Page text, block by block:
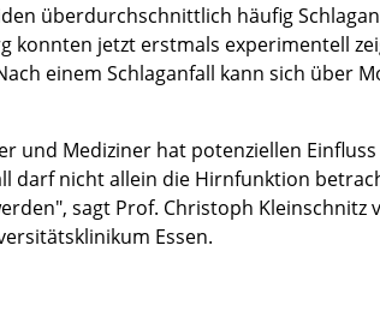
überdurchschnittlich häufig
konnten jetzt erstmals experimentell
einem Schlaganfall kann sich über
und Mediziner hat potenziellen
darf nicht allein die Hirnfunktion
sagt Prof. Christoph
Essen.